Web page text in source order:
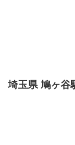
埼玉県 鳩ヶ谷